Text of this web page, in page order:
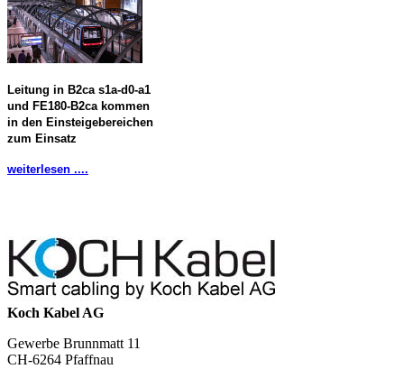
Leitung in B2ca s1a-d0-a1
und FE180-B2ca kommen
in den Einsteigebereichen
zum Einsatz
weiterlesen ....
Koch Kabel AG
Gewerbe Brunnmatt 11
CH-6264 Pfaffnau